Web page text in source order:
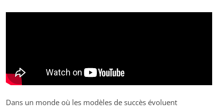
Dans un monde où les modèles de succès évoluent